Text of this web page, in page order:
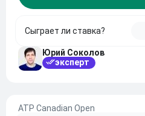
Сыграет ли ставка?
Юрий Соколов
эксперт
ATP Canadian Open